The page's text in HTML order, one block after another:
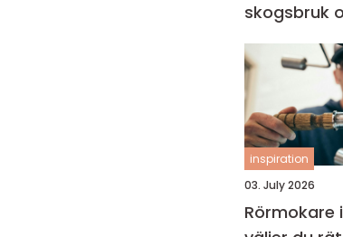
skogsbruk
inspiration
03. July 2026
Rörmokare i